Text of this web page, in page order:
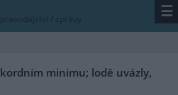
/ zprávy ☰
minimu; lodě uvázly,